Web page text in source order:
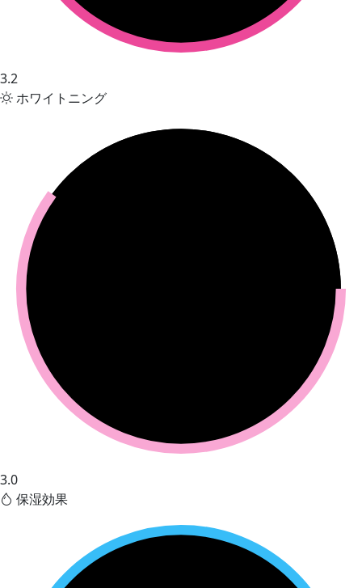
3.2
ホワイトニング
3.0
保湿効果